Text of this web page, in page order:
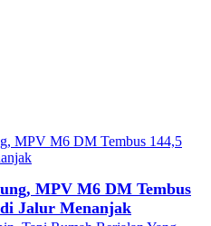
MPV M6 DM Tembus
Jalur Menanjak